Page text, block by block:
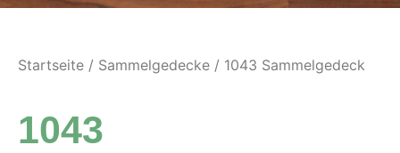
Startseite / Sammelgedecke / 1043 Sammelgedeck
1043